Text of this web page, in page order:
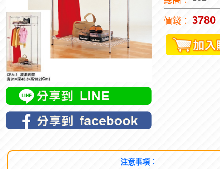
價錢︰ 3780
注意事項︰